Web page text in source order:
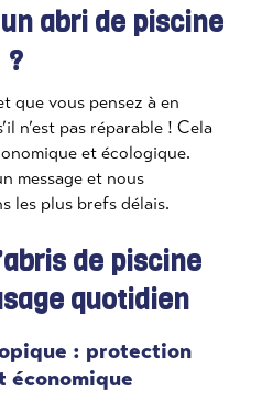
abri de piscine
?
que vous pensez à en
n’est pas réparable ! Cela
et écologique.
message et nous
les plus brefs délais.
de piscine
quotidien
: protection
économique